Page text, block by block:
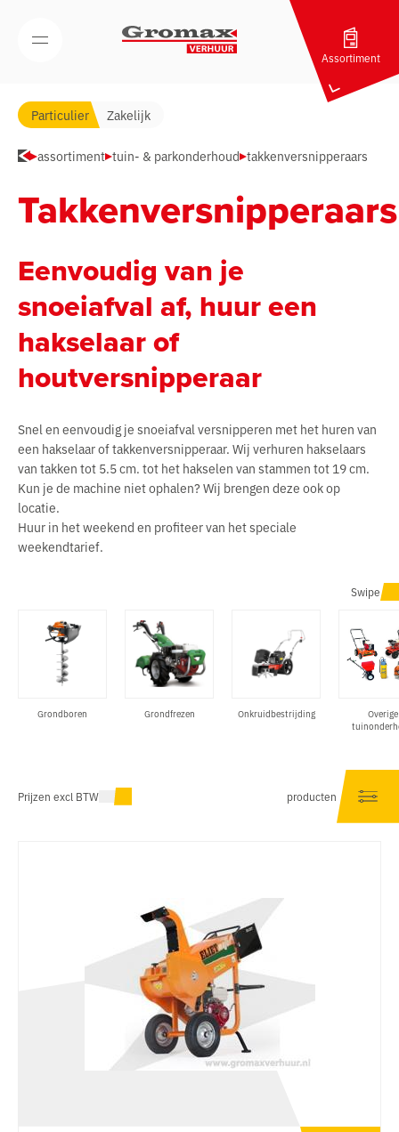
Open/Sluit mobiel menu
Assortiment
Particulier Zakelijk
assortiment tuin- & parkonderhoud takkenversnipperaars
Takkenversnipperaars
Eenvoudig van je
snoeiafval af, huur een
hakselaar of
houtversnipperaar
Snel en eenvoudig je snoeiafval versnipperen met het huren van
een hakselaar of takkenversnipperaar. Wij verhuren hakselaars
van takken tot 5.5 cm. tot het hakselen van stammen tot 19 cm.
Kun je de machine niet ophalen? Wij brengen deze ook op
locatie.
Huur in het weekend en profiteer van het speciale
weekendtarief.
Swipe
Grondboren Grondfrezen Onkruidbestrijding
Overige
producten
Prijzen excl BTW